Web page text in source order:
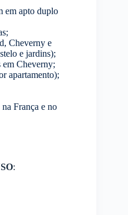
em apto duplo
Cheverny e
e jardins);
em Cheverny;
apartamento);
França e no
: